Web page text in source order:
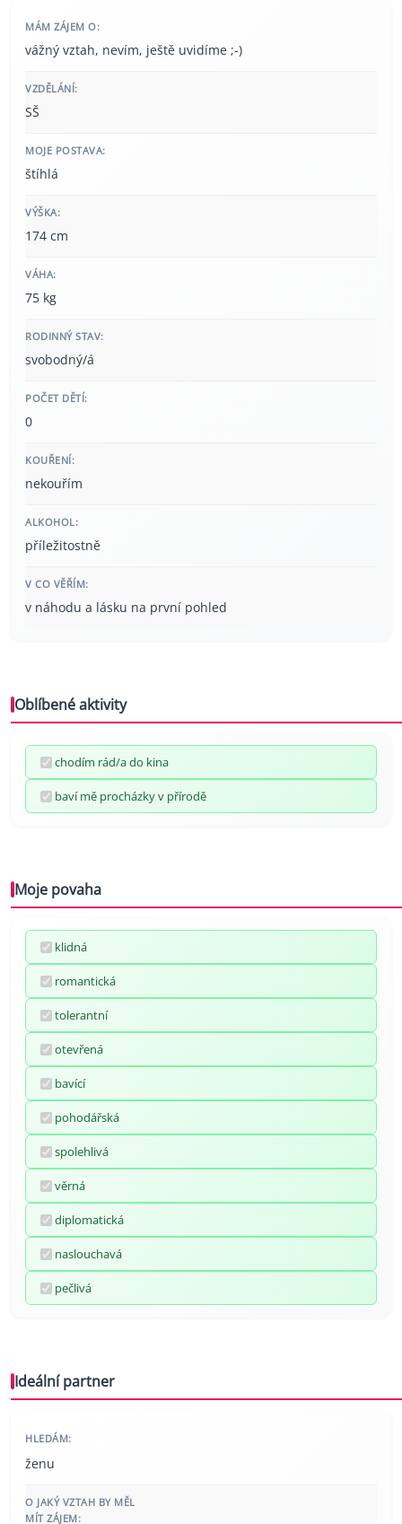
MÁM ZÁJEM O:
vážný vztah, nevím, ještě uvidíme ;-)
VZDĚLÁNÍ:
SŠ
MOJE POSTAVA:
štíhlá
VÝŠKA:
174 cm
VÁHA:
75 kg
RODINNÝ STAV:
svobodný/á
POČET DĚTÍ:
0
KOUŘENÍ:
nekouřím
ALKOHOL:
příležitostně
V CO VĚŘÍM:
v náhodu a lásku na první pohled
Oblíbené aktivity
chodím rád/a do kina
baví mě procházky v přírodě
Moje povaha
klidná
romantická
tolerantní
otevřená
bavící
pohodářská
spolehlivá
věrná
diplomatická
naslouchavá
pečlivá
Ideální partner
HLEDÁM:
ženu
O JAKÝ VZTAH BY MĚL
MÍT ZÁJEM: